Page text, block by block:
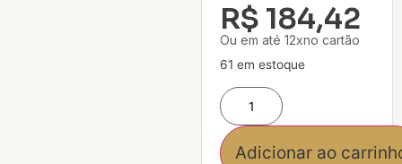
R$ 184,42
Ou em até 12xno cartão
61 em estoque
Adicionar ao